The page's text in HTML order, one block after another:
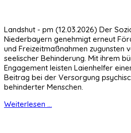
Landshut - pm (12.03.2026) Der
Niederbayern genehmigt erneut
und Freizeitmaßnahmen zugunsten
seelischer Behinderung. Mit ihrem
Engagement leisten Laienhelfer
Beitrag bei der Versorgung
behinderter Menschen.
Weiterlesen ...